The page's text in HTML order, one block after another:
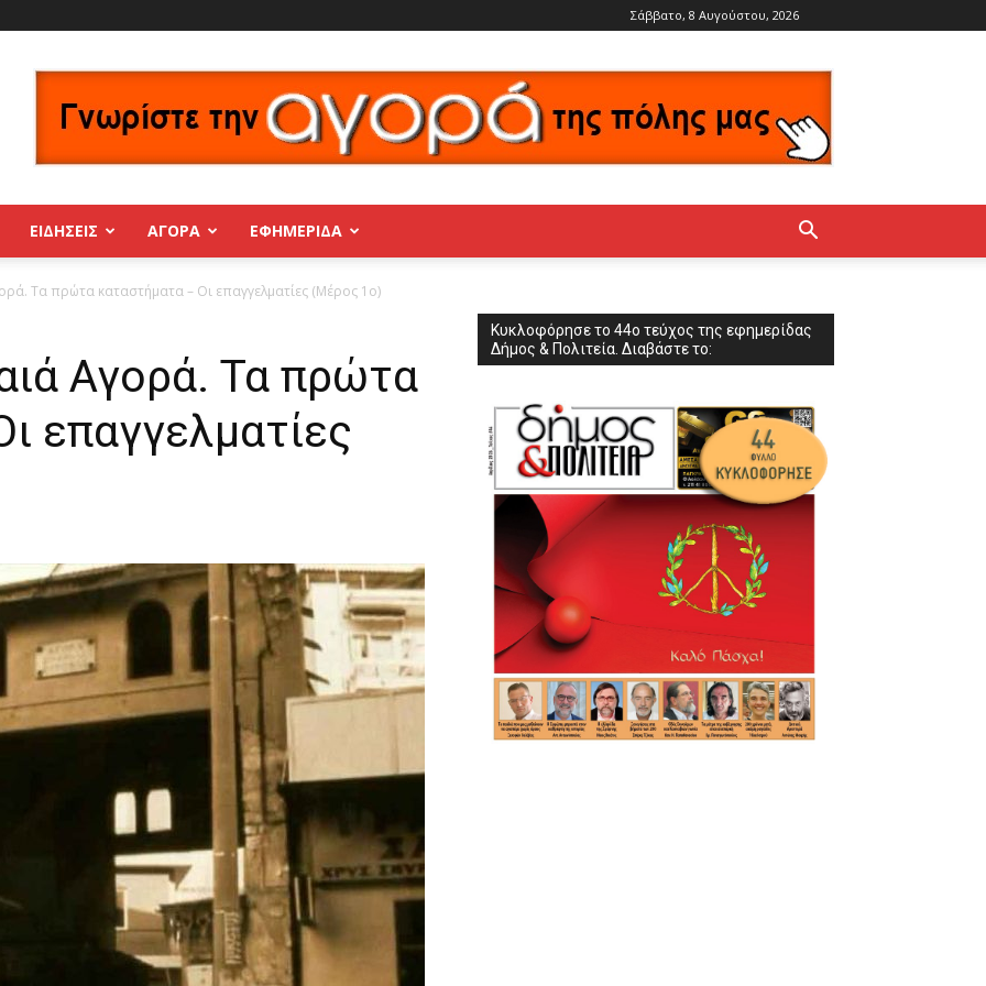
Σάββατο, 8 Αυγούστου, 2026
ΕΙΔΗΣΕΙΣ ΑΓΟΡΑ ΕΦΗΜΕΡΊΔΑ
Τα πρώτα καταστήματα – Οι επαγγελματίες (Μέρος 1ο)
Αγορά. Τα πρώτα
επαγγελματίες
Κυκλοφόρησε το 44ο τεύχος της εφημερίδας
Δήμος & Πολιτεία. Διαβάστε το: